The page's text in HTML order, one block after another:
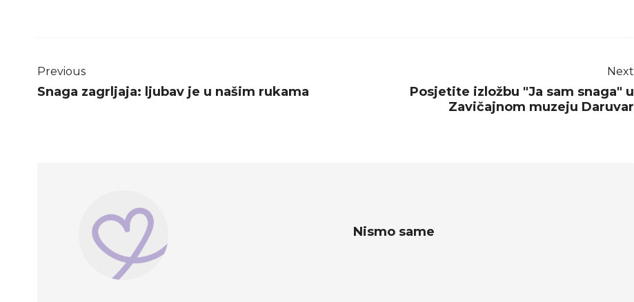
Previous
Snaga zagrljaja: ljubav je u našim rukama
Next
Posjetite izložbu "Ja sam snaga" u
Zavičajnom muzeju Daruvar
Nismo same